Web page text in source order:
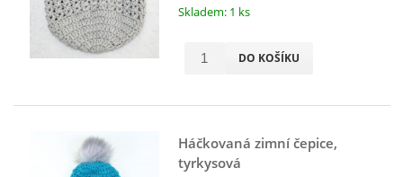
Skladem: 1 ks
DO KOŠÍKU
Háčkovaná zimní čepice,
tyrkysová